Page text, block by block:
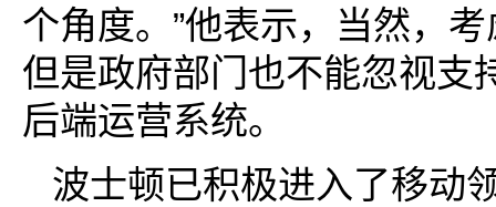
个角度。”他表示，当然，
但是政府部门也不能忽视支
后端运营系统。
波士顿已积极进入了移动